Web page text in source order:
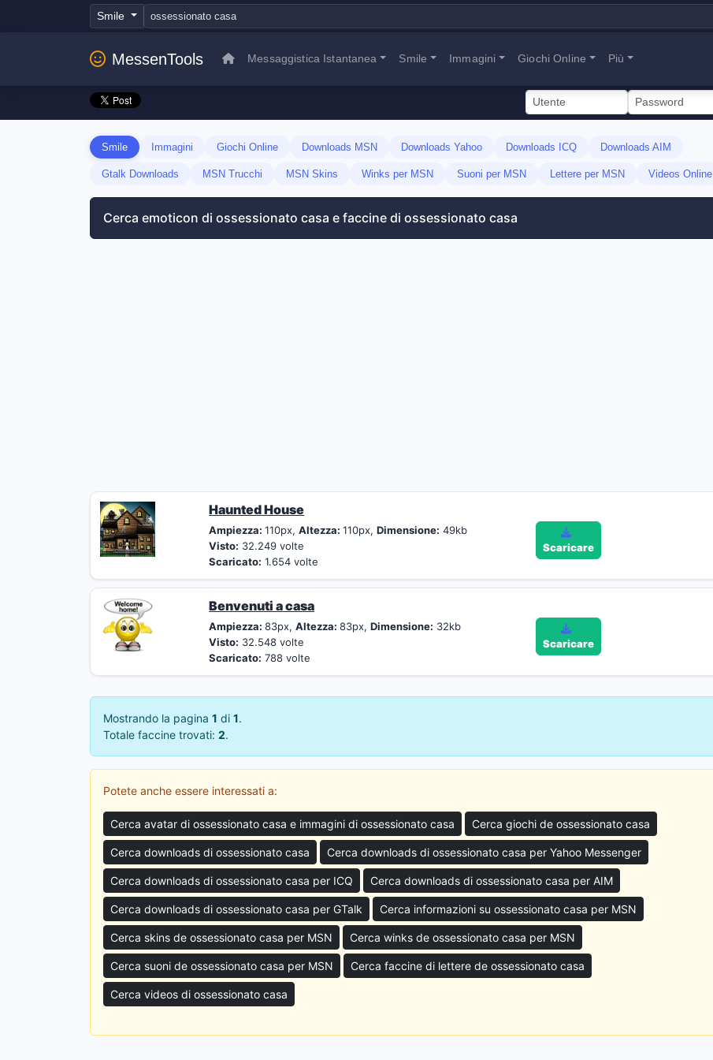
Smile
MessenTools Messaggistica Istantanea Smile Immagini Giochi Online Più
Smile Immagini Giochi Online Downloads MSN Downloads Yahoo Downloads ICQ Downloads AIM
Gtalk Downloads MSN Trucchi MSN Skins Winks per MSN Suoni per MSN Lettere per MSN Videos Online
Cerca emoticon di ossessionato casa e faccine di ossessionato casa
Haunted House
Ampiezza:110px,Altezza:110px,Dimensione: 49kb
Visto: 32.249 volte
Scaricato: 1.654 volte
Scaricare
Benvenuti a casa
Ampiezza:83px,Altezza:83px,Dimensione: 32kb
Visto: 32.548 volte
Scaricato: 788 volte
Scaricare
Mostrando la pagina 1 di 1.
Totale faccine trovati: 2.
Potete anche essere interessati a:
Cerca avatar di ossessionato casa e immagini di ossessionato casa Cerca giochi de ossessionato casa
Cerca downloads di ossessionato casa Cerca downloads di ossessionato casa per Yahoo Messenger
Cerca downloads di ossessionato casa per ICQ Cerca downloads di ossessionato casa per AIM
Cerca downloads di ossessionato casa per GTalk Cerca informazioni su ossessionato casa per MSN
Cerca skins de ossessionato casa per MSN Cerca winks de ossessionato casa per MSN
Cerca suoni de ossessionato casa per MSN Cerca faccine di lettere de ossessionato casa
Cerca videos di ossessionato casa